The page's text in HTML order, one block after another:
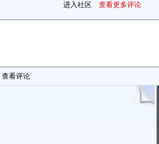
进入社区 查看更多评论
查看评论